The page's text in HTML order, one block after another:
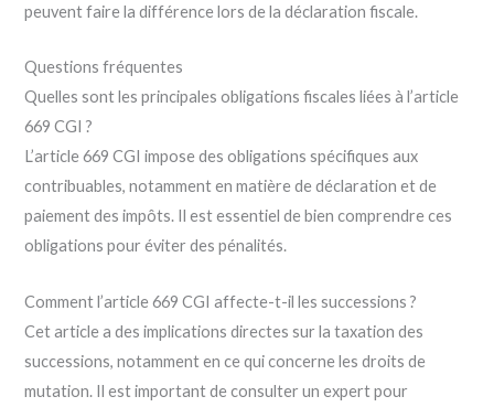
peuvent faire la différence lors de la déclaration fiscale.
Questions fréquentes
Quelles sont les principales obligations fiscales liées à l’article
669 CGI ?
L’article 669 CGI impose des obligations spécifiques aux
contribuables, notamment en matière de déclaration et de
paiement des impôts. Il est essentiel de bien comprendre ces
obligations pour éviter des pénalités.
Comment l’article 669 CGI affecte-t-il les successions ?
Cet article a des implications directes sur la taxation des
successions, notamment en ce qui concerne les droits de
mutation. Il est important de consulter un expert pour